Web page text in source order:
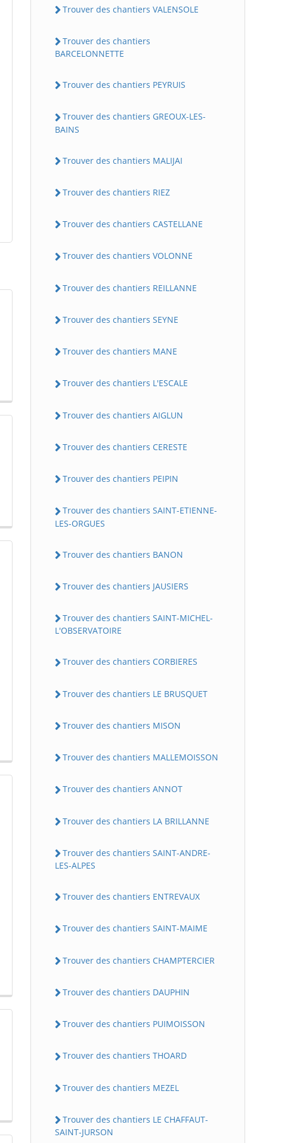
Trouver des chantiers VALENSOLE
Trouver des chantiers
BARCELONNETTE
Trouver des chantiers PEYRUIS
Trouver des chantiers GREOUX-LES-
BAINS
Trouver des chantiers MALIJAI
Trouver des chantiers RIEZ
Trouver des chantiers CASTELLANE
Trouver des chantiers VOLONNE
Trouver des chantiers REILLANNE
Trouver des chantiers SEYNE
Trouver des chantiers MANE
Trouver des chantiers L'ESCALE
Trouver des chantiers AIGLUN
Trouver des chantiers CERESTE
Trouver des chantiers PEIPIN
Trouver des chantiers SAINT-ETIENNE-
LES-ORGUES
Trouver des chantiers BANON
Trouver des chantiers JAUSIERS
Trouver des chantiers SAINT-MICHEL-
L'OBSERVATOIRE
Trouver des chantiers CORBIERES
Trouver des chantiers LE BRUSQUET
Trouver des chantiers MISON
Trouver des chantiers MALLEMOISSON
Trouver des chantiers ANNOT
Trouver des chantiers LA BRILLANNE
Trouver des chantiers SAINT-ANDRE-
LES-ALPES
Trouver des chantiers ENTREVAUX
Trouver des chantiers SAINT-MAIME
Trouver des chantiers CHAMPTERCIER
Trouver des chantiers DAUPHIN
Trouver des chantiers PUIMOISSON
Trouver des chantiers THOARD
Trouver des chantiers MEZEL
Trouver des chantiers LE CHAFFAUT-
SAINT-JURSON